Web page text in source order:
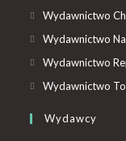
Wydawnictwo
Wydawnictwo
Wydawnictwo
Wydawnictwo
Wydawcy